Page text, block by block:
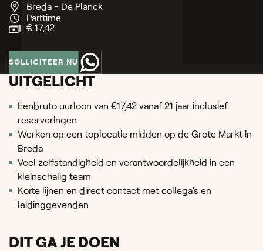
Breda - De Planck
Parttime
€ 17,42
SOLLICITEER NU
UITGELICHT
Eenbruto uurloon van €17,42 vanaf 21 jaar inclusief
reserveringen
Werken op een toplocatie midden op de Grote Markt in
Breda
Veel zelfstandigheid en verantwoordelijkheid in een
kleinschalig team
Korte lijnen en direct contact met collega’s en
leidinggevenden
DIT GA JE DOEN